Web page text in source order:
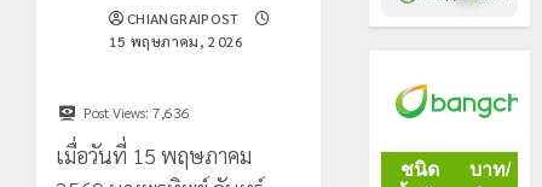
CHIANGRAIPOST
15 พฤษภาคม, 2026
Post Views: 7,636
เมื่อวันที่ 15 พฤษภาคม